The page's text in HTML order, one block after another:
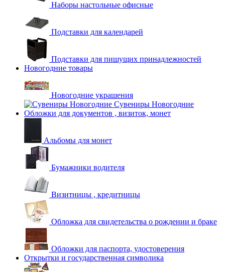
Наборы настольные офисные
Подставки для календарей
Подставки для пишущих принадлежностей
Новогодние товары
Новогодние украшения
Сувениры Новогодние
Обложки для документов , визиток, монет
Альбомы для монет
Бумажники водителя
Визитницы , кредитницы
Обложка для свидетельства о рождении и браке
Обложки для паспорта, удостоверения
Открытки и государственная символика